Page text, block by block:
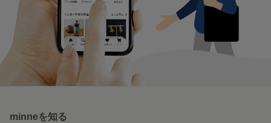
minneを知る